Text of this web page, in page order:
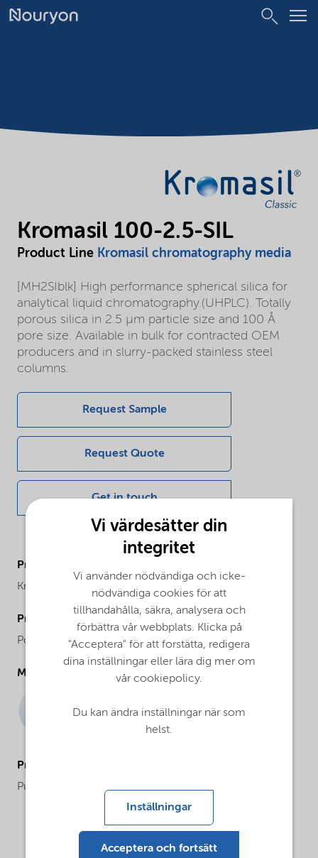
Kromasil 100-2.5-SIL
Product Line Kromasil chromatography media
[MH2SIblk] High performance spherical silica for
analytical liquid chromatography.(UHPLC). Totally
porous silica in 2.5 µm particle size and 100 Å
pore size. Available in bulk for contracted OEM
producers and in slurry-packed stainless steel
columns.
Request Sample
Request Quote
Get in touch
ProductBrand
Kromasil®
ProductPhysicalForm
Powder
Molecular drawing
ProductApplications
Purification and analysis
Vi värdesätter din
integritet
Vi använder nödvändiga och icke-
nödvändiga cookies för att
tillhandahålla, säkra, analysera och
förbättra vår webbplats. Klicka på
"Acceptera" för att forstätta, redigera
dina inställningar eller lära dig mer om
vår cookiepolicy.
Du kan ändra inställningar när som
helst.
Inställningar
Acceptera och fortsätt